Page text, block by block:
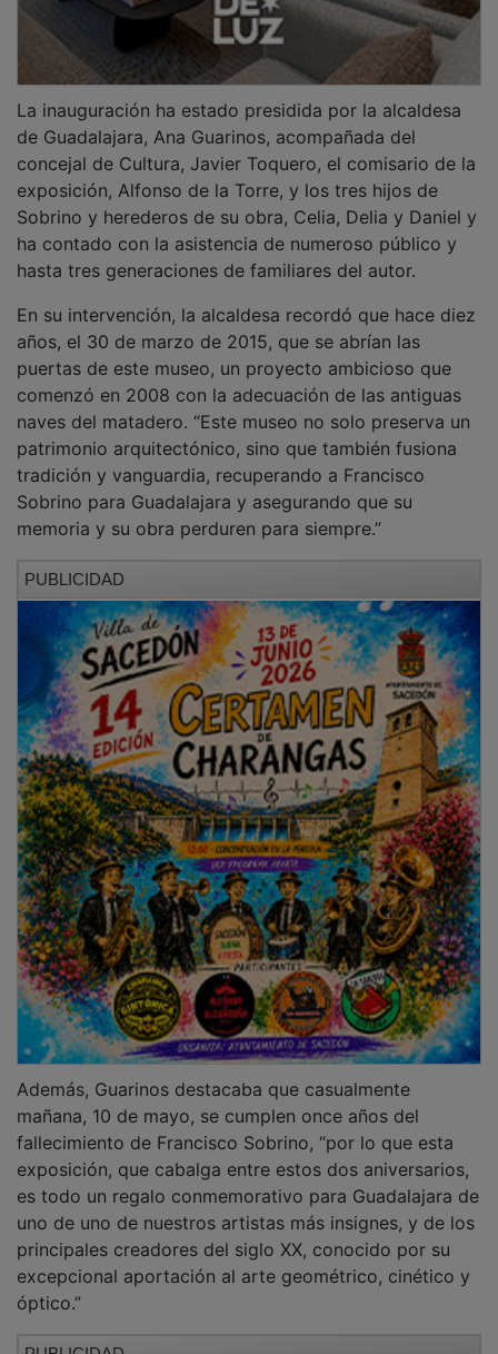
Sobrino para Guadalajara y asegurando que su
memoria y su obra perduren para siempre.”
PUBLICIDAD
Además, Guarinos destacaba que casualmente
mañana, 10 de mayo, se cumplen once años del
fallecimiento de Francisco Sobrino, “por lo que esta
exposición, que cabalga entre estos dos aniversarios,
es todo un regalo conmemorativo para Guadalajara de
uno de uno de nuestros artistas más insignes, y de los
principales creadores del siglo XX, conocido por su
excepcional aportación al arte geométrico, cinético y
óptico.”
PUBLICIDAD